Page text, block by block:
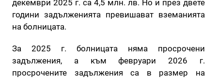
декември 2025 г. са 4,5 млн. лв. Но и през двете
години задълженията превишават вземанията
на болницата.
За 2025 г. болницата няма просрочени
задължения, а към февруари 2026 г.
просрочените задължения са в размер на